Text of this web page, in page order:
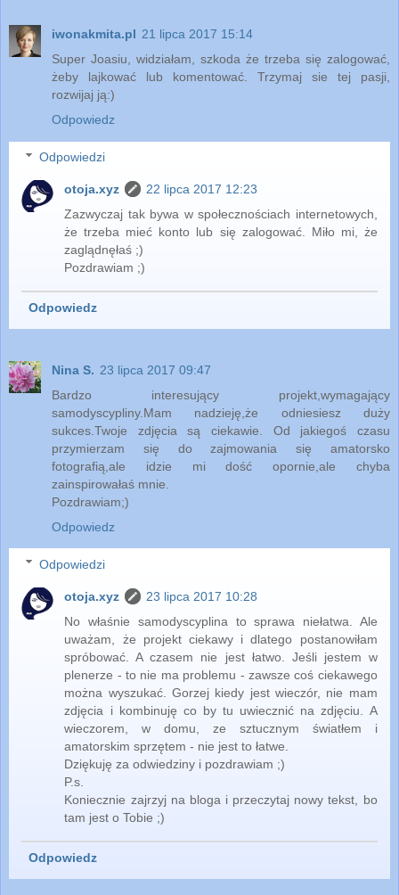
iwonakmita.pl 21 lipca 2017 15:14
Super Joasiu, widziałam, szkoda że trzeba się zalogować,
żeby lajkować lub komentować. Trzymaj sie tej pasji,
rozwijaj ją:)
Odpowiedz
Odpowiedzi
otoja.xyz
22 lipca 2017 12:23
Zazwyczaj tak bywa w społecznościach internetowych,
że trzeba mieć konto lub się zalogować. Miło mi, że
zaglądnęłaś ;)
Pozdrawiam ;)
Odpowiedz
Nina S. 23 lipca 2017 09:47
Bardzo interesujący projekt,wymagający
samodyscypliny.Mam nadzieję,że odniesiesz duży
sukces.Twoje zdjęcia są ciekawie. Od jakiegoś czasu
przymierzam się do zajmowania się amatorsko
fotografią,ale idzie mi dość opornie,ale chyba
zainspirowałaś mnie.
Pozdrawiam;)
Odpowiedz
Odpowiedzi
otoja.xyz
23 lipca 2017 10:28
No właśnie samodyscyplina to sprawa niełatwa. Ale
uważam, że projekt ciekawy i dlatego postanowiłam
spróbować. A czasem nie jest łatwo. Jeśli jestem w
plenerze - to nie ma problemu - zawsze coś ciekawego
można wyszukać. Gorzej kiedy jest wieczór, nie mam
zdjęcia i kombinuję co by tu uwiecznić na zdjęciu. A
wieczorem, w domu, ze sztucznym światłem i
amatorskim sprzętem - nie jest to łatwe.
Dziękuję za odwiedziny i pozdrawiam ;)
P.s.
Koniecznie zajrzyj na bloga i przeczytaj nowy tekst, bo
tam jest o Tobie ;)
Odpowiedz